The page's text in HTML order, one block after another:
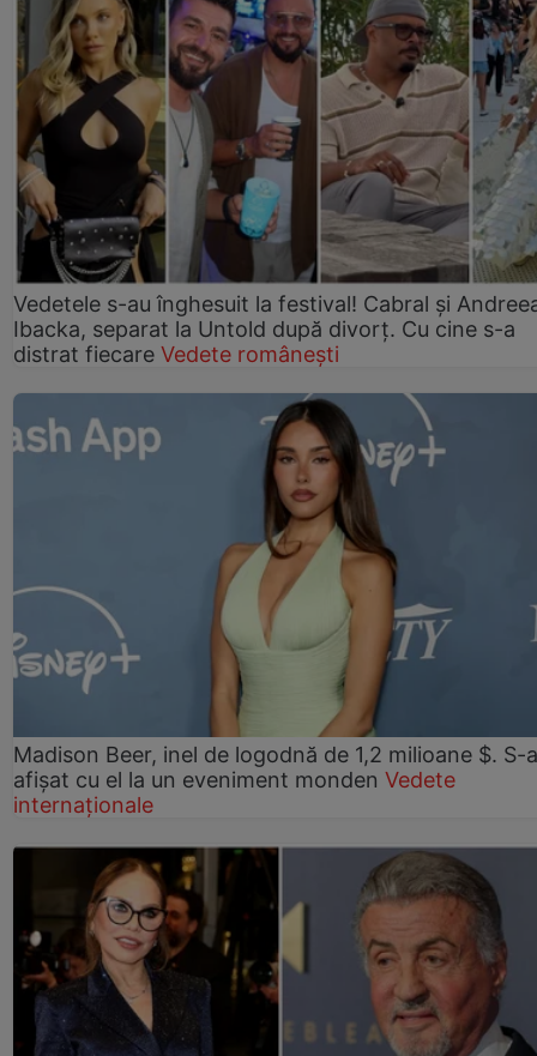
Vedetele s-au înghesuit la festival! Cabral și
Ibacka, separat la Untold după divorț. Cu cine s-a
distrat fiecare Vedete românești
Madison Beer, inel de logodnă de 1,2 milioane $. S-a
afișat cu el la un eveniment monden Vedete
internaționale